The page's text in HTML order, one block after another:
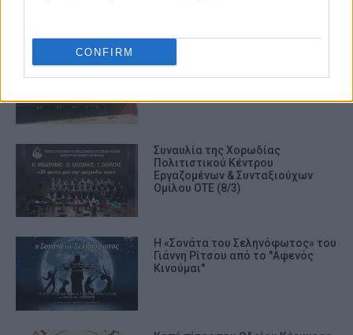
CONFIRM
Αναστέλλονται όλες οι
Συναυλία της Χορωδίας
Πολιτιστικού Κέντρου
Εργαζομένων & Συνταξιούχων
Ομίλου ΟΤΕ (8/3)
Η «Σονάτα του Σεληνόφωτος» του
Γιάννη Ρίτσου από το "Αφενός
Κινούμαι"